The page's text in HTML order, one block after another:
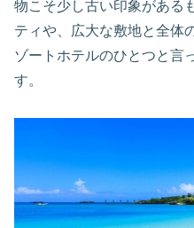
物こそ少し古い印象がある
ティや、広大な敷地と全体
ゾートホテルのひとつと言
す。